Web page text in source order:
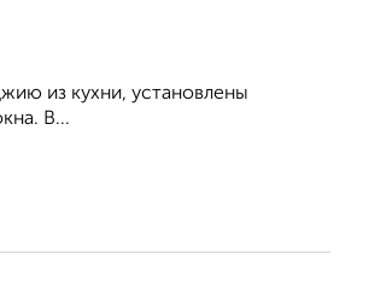
из кухни, установлены
В...